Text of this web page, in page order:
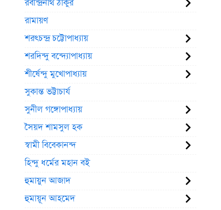
রবীন্দ্রনাথ ঠাকুর
রামায়ণ
শরৎচন্দ্র চট্টোপাধ্যায়
শরদিন্দু বন্দ্যোপাধ্যায়
শীর্ষেন্দু মুখোপাধ্যায়
সুকান্ত ভট্টাচার্য
সুনীল গঙ্গোপাধ্যায়
সৈয়দ শামসুল হক
স্বামী বিবেকানন্দ
হিন্দু ধর্মের মহান বই
হুমায়ুন আজাদ
হুমায়ূন আহমেদ